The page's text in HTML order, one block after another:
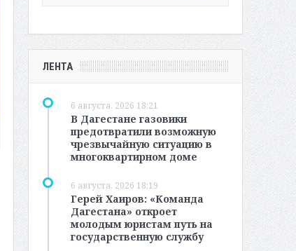
ЛЕНТА
6 августа, 2026 18:21
В Дагестане газовики
предотвратили возможную
чрезвычайную ситуацию в
многоквартирном доме
6 августа, 2026 18:19
Герей Хаиров: «Команда
Дагестана» откроет
молодым юристам путь на
государственную службу